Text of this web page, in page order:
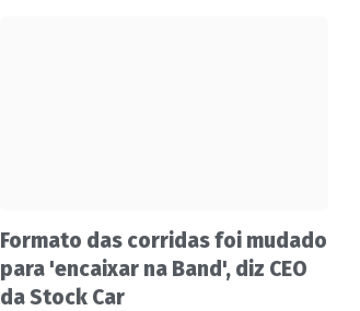
Formato das corridas foi mudado
para 'encaixar na Band', diz CEO
da Stock Car